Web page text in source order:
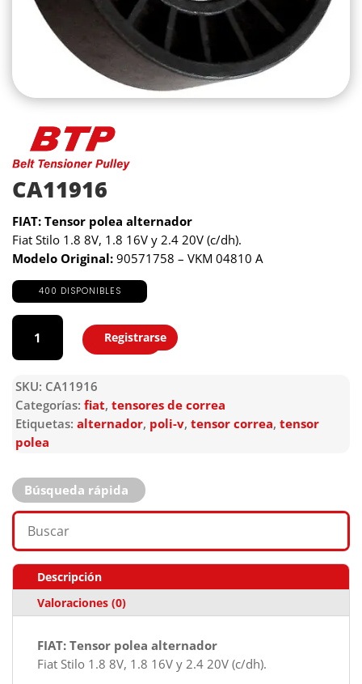
CA11916
FIAT: Tensor polea alternador
Fiat Stilo 1.8 8V, 1.8 16V y 2.4 20V (c/dh).
Modelo Original: 90571758 – VKM 04810 A
400 DISPONIBLES
CA11916
cantidad
Agregar
Registrarse
SKU: CA11916
Categorías: fiat, tensores de correa
Etiquetas: alternador, poli-v, tensor correa, tensor
polea
Búsqueda rápida
Descripción
Valoraciones (0)
FIAT: Tensor polea alternador
Fiat Stilo 1.8 8V, 1.8 16V y 2.4 20V (c/dh).